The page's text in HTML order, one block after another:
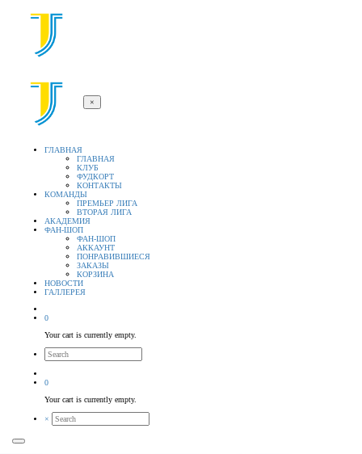
×
ГЛАВНАЯ
ГЛАВНАЯ
КЛУБ
ФУДКОРТ
КОНТАКТЫ
КОМАНДЫ
ПРЕМЬЕР ЛИГА
ВТОРАЯ ЛИГА
АКАДЕМИЯ
ФАН-ШОП
ФАН-ШОП
АККАУНТ
ПОНРАВИВШИЕСЯ
ЗАКАЗЫ
КОРЗИНА
НОВОСТИ
ГАЛЛЕРЕЯ
0
Your cart is currently empty.
0
Your cart is currently empty.
×